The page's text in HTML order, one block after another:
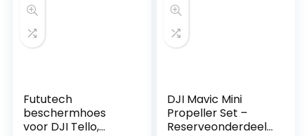
Fututech
beschermhoes
voor DJI Tello,
DJI Mavic Mini
Propeller Set –
Reserveonderdeel